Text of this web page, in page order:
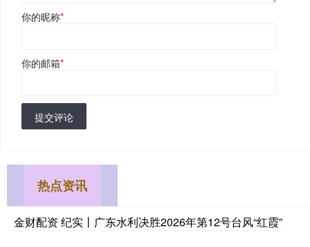
你的昵称*
你的邮箱*
提交评论
热点资讯
金财配资 纪实丨广东水利决胜2026年第12号台风“红霞”